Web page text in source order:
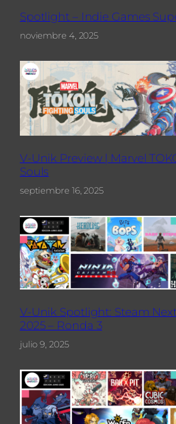
Spotlight – Indie Games
noviembre 4, 2025
V-Unik Preview | Marvel
Souls
septiembre 16, 2025
V-Unik Spotlight: Steam
2025 – Ronda 3
julio 9, 2025